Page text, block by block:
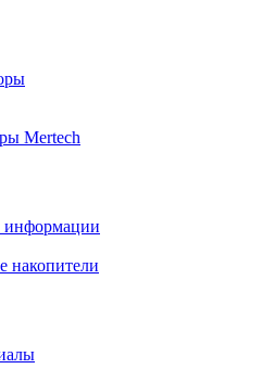
Mertech
информации
накопители